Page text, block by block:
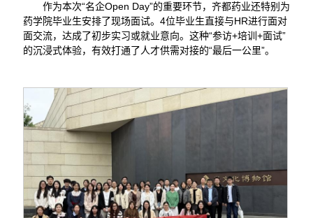
作为本次“名企Open Day”的重要环节，齐都药业还特别为
药学院毕业生安排了现场面试。4位毕业生直接与HR进行面对
面交流，达成了初步实习或就业意向。这种“参访+培训+面试”
的沉浸式体验，有效打通了人才供需对接的“最后一公里”。